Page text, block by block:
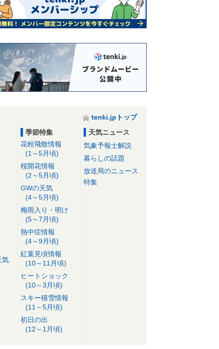
tenki.jpトップ
気
季節特集
花粉飛散情報
(1～5月頃)
桜開花情報
(2～5月頃)
GWの天気
(4～5月頃)
梅雨入り・明け
(5～7月頃)
熱中症情報
(4～9月頃)
紅葉見頃情報
(10～11月頃)
ヒートショック
(10～3月頃)
スキー積雪情報
(11～5月頃)
初日の出
(12～1月頃)
天気ニュース
気象予報士解説
暮らしの話題
放送局のニュース
特集